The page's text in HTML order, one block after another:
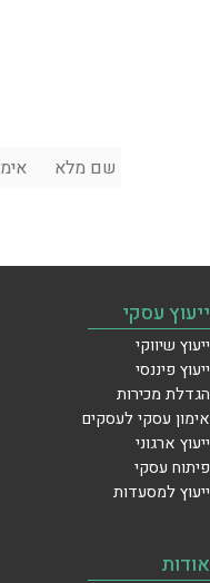
שם
מלא
ייעוץ עסקי
ייעוץ שיווקי
ייעוץ פיננסי
הגדלת מכירות
אימון עסקי לעסקים
ייעוץ ארגוני
פיתוח עסקי
ייעוץ למסעדות
אודות